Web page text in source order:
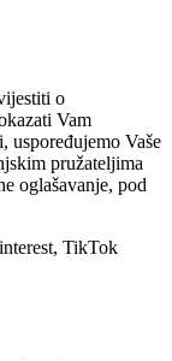
o
Vam
uspoređujemo Vaše
pružateljima
oglašavanje, pod
TikTok